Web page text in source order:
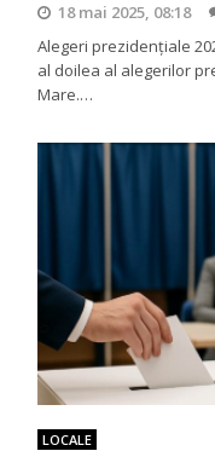
18 mai 2025, 08:18
Alegeri prezidențiale
al doilea al alegerilor
Mare.…
LOCALE